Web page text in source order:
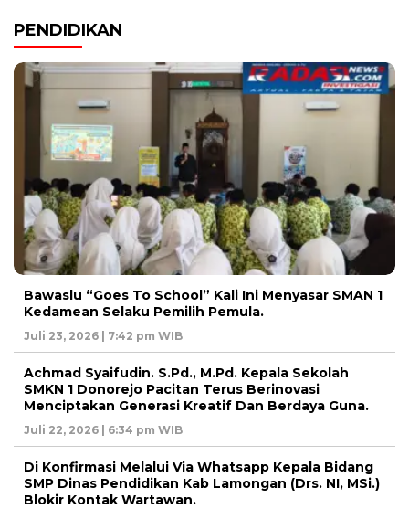
PENDIDIKAN
Bawaslu “Goes To School” Kali Ini Menyasar SMAN 1
Kedamean Selaku Pemilih Pemula.
Juli 23, 2026 | 7:42 pm WIB
Achmad Syaifudin. S.Pd., M.Pd. Kepala Sekolah
SMKN 1 Donorejo Pacitan Terus Berinovasi
Menciptakan Generasi Kreatif Dan Berdaya Guna.
Juli 22, 2026 | 6:34 pm WIB
Di Konfirmasi Melalui Via Whatsapp Kepala Bidang
SMP Dinas Pendidikan Kab Lamongan (Drs. NI, MSi.)
Blokir Kontak Wartawan.